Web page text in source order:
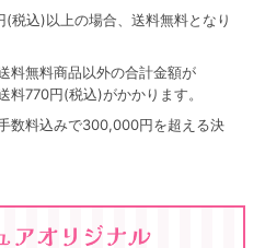
税込)以上の場合、送料無料となり
料無料商品以外の合計金額が
770円(税込)がかかります。
数料込みで300,000円を超える決